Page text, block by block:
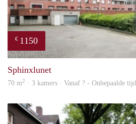
€ 1150
Sphinxlunet
70 m2 · 3 kamers · Vanaf ? - Onbepaalde tijd